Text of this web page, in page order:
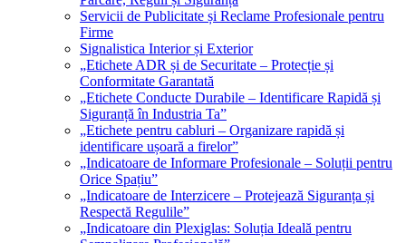
Servicii de Publicitate și Reclame Profesionale pentru
Firme
Signalistica Interior și Exterior
„Etichete ADR și de Securitate – Protecție și
Conformitate Garantată
„Etichete Conducte Durabile – Identificare Rapidă și
Siguranță în Industria Ta”
„Etichete pentru cabluri – Organizare rapidă și
identificare ușoară a firelor”
„Indicatoare de Informare Profesionale – Soluții pentru
Orice Spațiu”
„Indicatoare de Interzicere – Protejează Siguranța și
Respectă Regulile”
„Indicatoare din Plexiglas: Soluția Ideală pentru